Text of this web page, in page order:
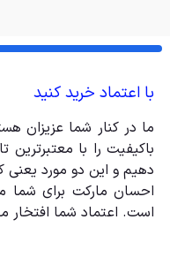
با اعتماد خرید کنید
ما در کنار شما عزیزان
باکیفیت را با معتبرترین
دهیم و این دو مورد یعنی
احسان مارکت برای
است. اعتماد شما افتخار